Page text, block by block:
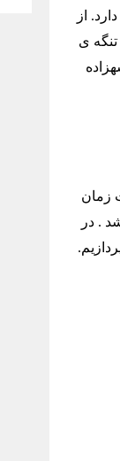
از
ی
زمان
. در